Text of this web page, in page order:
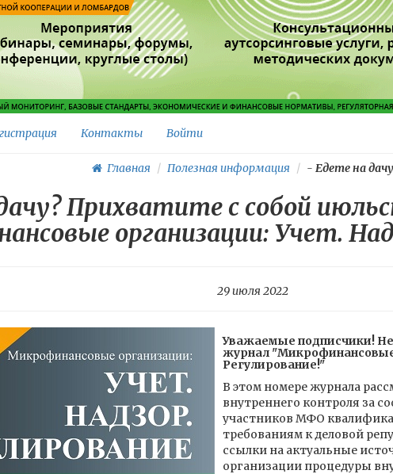
Контакты Войти
Главная Полезная информация - Едете на
Прихватите с собой
организации: Учет.
29 июля 2022
Уважаемые подписчики! Не
журнал
Регулирование!"
В этом номере журнала
внутреннего контроля за
участников МФО
требованиям к деловой
ссылки на актуальные
организации процедуры